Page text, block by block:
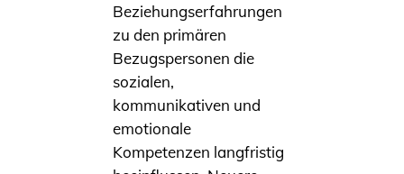
Beziehungserfahrungen
zu den primären
Bezugspersonen die
sozialen,
kommunikativen und
emotionale
Kompetenzen langfristig